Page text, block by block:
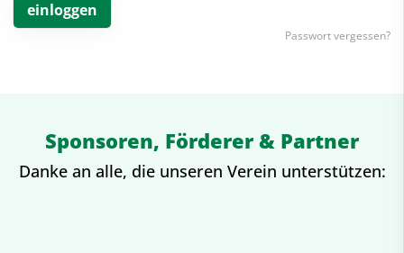
Passwort vergessen?
Sponsoren, Förderer & Partner
Danke an alle, die unseren Verein unterstützen: